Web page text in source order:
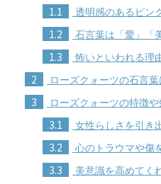
1.1 透明感のあるピン
1.2 石言葉は「愛」「
1.3 怖いといわれる理
2 ローズクォーツの石言葉
3 ローズクォーツの特徴や
3.1 女性らしさを引き
3.2 心のトラウマや傷
3.3 美意識を高めてく